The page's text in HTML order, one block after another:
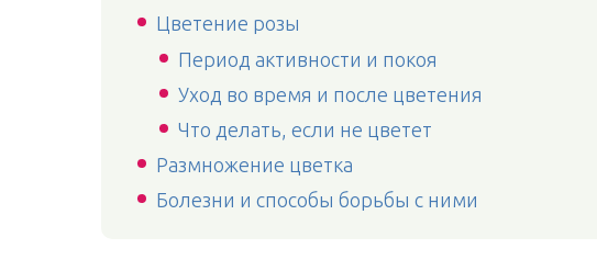
Цветение розы
Период активности и покоя
Уход во время и после цветения
Что делать, если не цветет
Размножение цветка
Болезни и способы борьбы с ними